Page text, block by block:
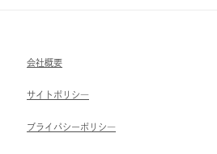
会社概要
サイトポリシ―
ブライパシーポリシ―